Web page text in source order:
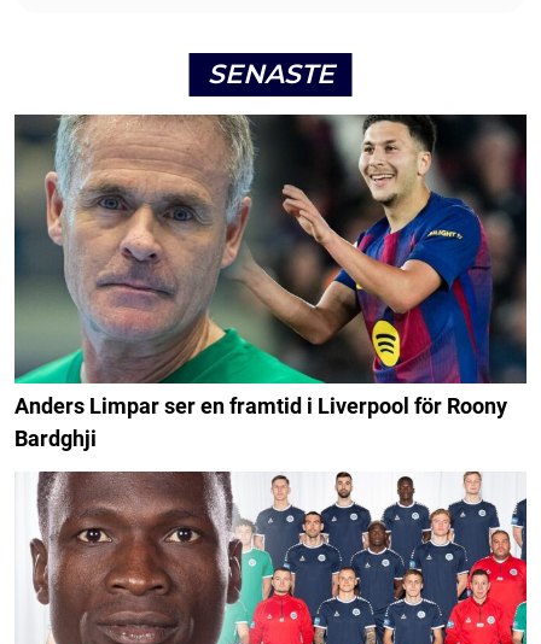
SENASTE
Anders Limpar ser en framtid i Liverpool för Roony
Bardghji